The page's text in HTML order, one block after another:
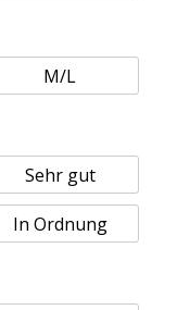
M/L
Sehr gut
In Ordnung